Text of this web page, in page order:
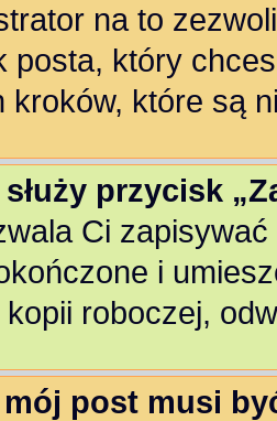
na to
posta, który
kroków, które są
przycisk
Ci
i
roboczej,
post musi